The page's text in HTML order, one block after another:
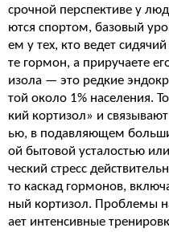
срочной перспективе у
ются спортом, базовый
ем у тех, кто ведет
те гормон, а приручаете
изола — это редкие
той около 1% населения.
кий кортизол» и
ью, в подавляющем
ой бытовой усталостью
ческий стресс
то каскад гормонов,
ный кортизол. Проблемы
ает интенсивные